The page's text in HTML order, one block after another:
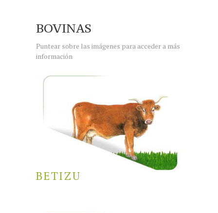
BOVINAS
Puntear sobre las imágenes para acceder a más
información
BETIZU